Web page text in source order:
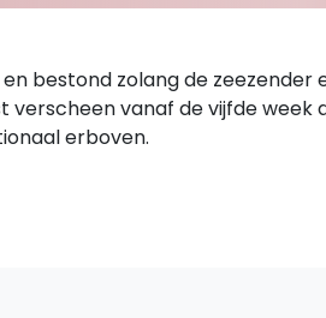
bestond zolang de zeezender
verscheen vanaf de vijfde
erboven.